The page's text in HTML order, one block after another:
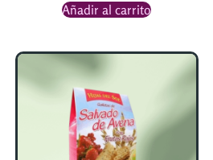
Añadir al carrito